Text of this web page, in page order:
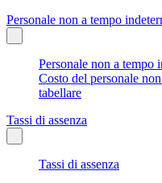
Personale non a tempo
Personale non a tempo
Costo del personale
tabellare
Tassi di assenza
Tassi di assenza